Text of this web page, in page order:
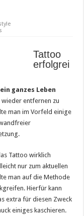
Tattoo
erfolgrei
ganzes Leben
wieder entfernen zu
man im Vorfeld einige
Tattoo wirklich
nur zum aktuellen
man auf die Methode
Hierfür kann
extra für diesen Zweck
einiges kaschieren.